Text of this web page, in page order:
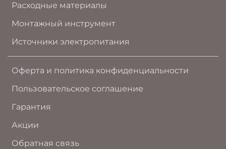
Расходные материалы
Монтажный инструмент
Источники электропитания
Оферта и политика конфиденциальности
Пользовательское соглашение
Гарантия
Акции
Обратная связь